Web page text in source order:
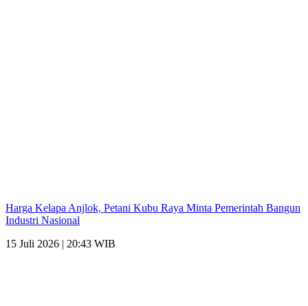
Harga Kelapa Anjlok, Petani Kubu Raya Minta Pemerintah Bangun
Industri Nasional
15 Juli 2026 | 20:43 WIB